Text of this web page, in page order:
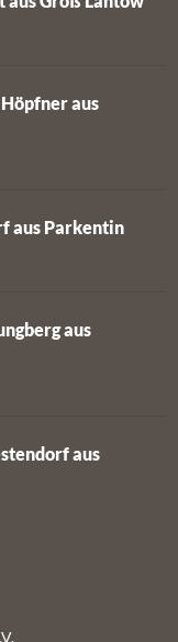
aus
aus Parkentin
aus
aus